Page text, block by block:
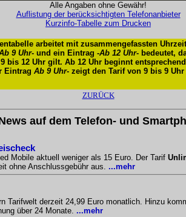
Alle Angaben ohne Gewähr!
Auflistung der berücksichtigten Telefonanbieter
Kurzinfo-Tabelle zum Drucken
arbeitet mit zusammengefassten
9 Uhr- und ein Eintrag -Ab 12 Uhr- bedeutet,
bis 12 Uhr gilt. Ab 12 Uhr beginnt
Eintrag Ab 9 Uhr- zeigt den Tarif von 9 bis 9 Uhr
ZURÜCK
auf dem Telefon- und
Mobile aktuell weniger als 15 Euro. Der Tarif
ohne Anschlussgebühr aus. ...mehr
Tarifwelt derzeit 24,99 Euro monatlich. Hinzu
über 24 Monate. ...mehr